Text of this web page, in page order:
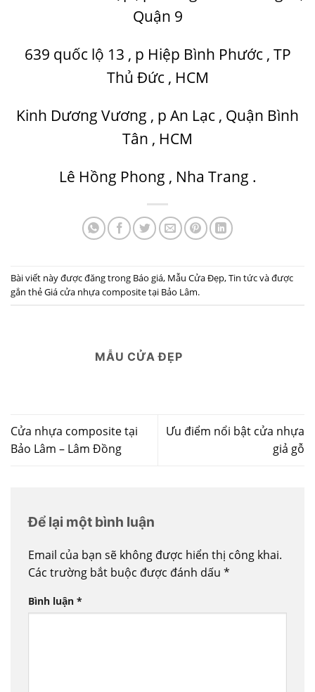
Quận 9
639 quốc lộ 13 , p Hiệp Bình Phước , TP
Thủ Đức , HCM
Kinh Dương Vương , p An Lạc , Quận Bình
Tân , HCM
Lê Hồng Phong , Nha Trang .
Bài viết này được đăng trong Báo giá, Mẫu Cửa Đẹp,Tin tứcvà được
gắn thẻGiá cửa nhựa composite tại Bảo Lâm.
MẪU CỬA ĐẸP
Cửa nhựa composite tại
Bảo Lâm – Lâm Đồng
Ưu điểm nổi bật cửa nhựa
giả gỗ
Để lại một bình luận
Email của bạn sẽ không được hiển thị công khai.
Các trường bắt buộc được đánh dấu *
Bình luận *